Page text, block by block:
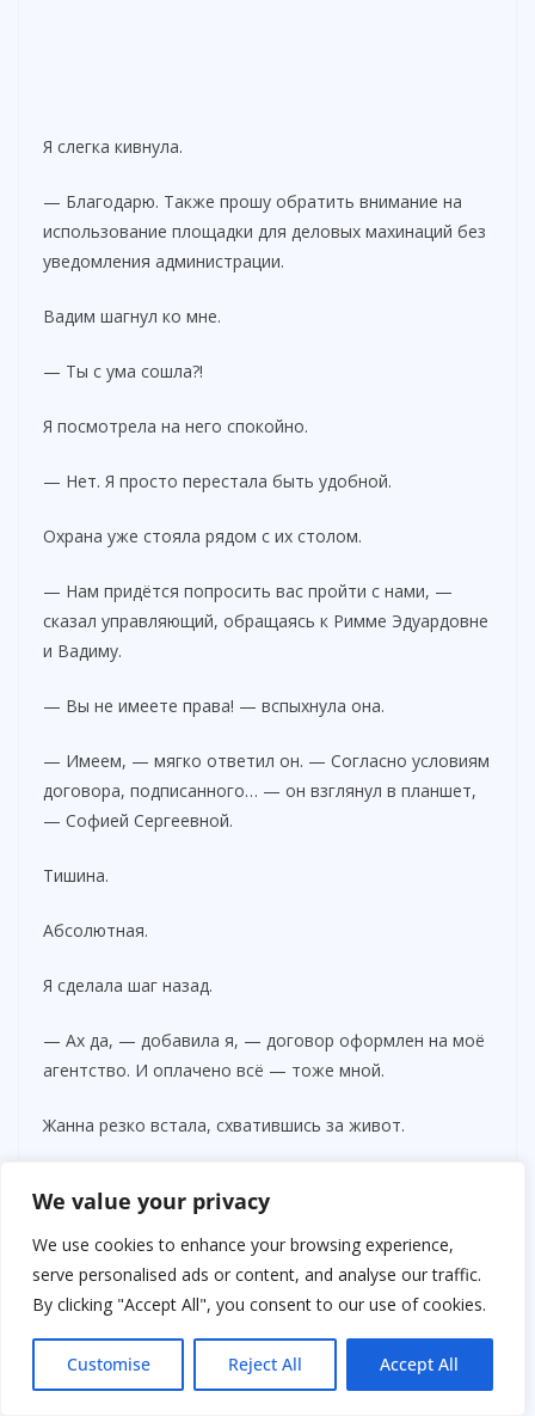
We value your privacy
We use cookies to enhance your browsing experience,
serve personalised ads or content, and analyse our traffic.
By clicking "Accept All", you consent to our use of cookies.
Customise Reject All Accept All
Я слегка кивнула.
— Благодарю. Также прошу обратить внимание на
использование площадки для деловых махинаций без
уведомления администрации.
Вадим шагнул ко мне.
— Ты с ума сошла?!
Я посмотрела на него спокойно.
— Нет. Я просто перестала быть удобной.
Охрана уже стояла рядом с их столом.
— Нам придётся попросить вас пройти с нами, —
сказал управляющий, обращаясь к Римме Эдуардовне
и Вадиму.
— Вы не имеете права! — вспыхнула она.
— Имеем, — мягко ответил он. — Согласно условиям
договора, подписанного… — он взглянул в планшет,
— Софией Сергеевной.
Тишина.
Абсолютная.
Я сделала шаг назад.
— Ах да, — добавила я, — договор оформлен на моё
агентство. И оплачено всё — тоже мной.
Жанна резко встала, схватившись за живот.
Но он уже не смотрел на неё.
Он смотрел на меня.
Впервые — с чем-то похожим на страх.